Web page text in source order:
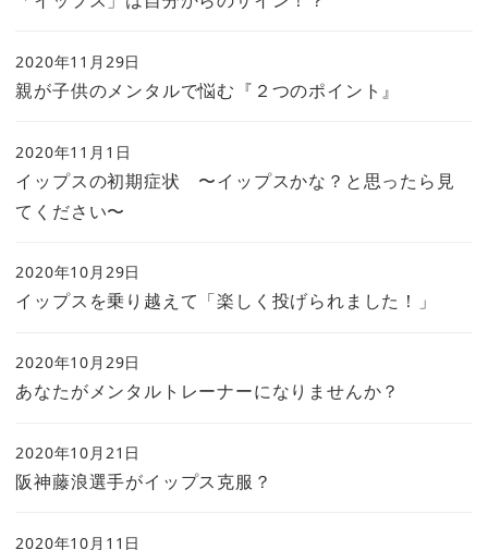
親が子供のメンタルで悩む『２つのポイント』
2020年11月29日
イップスの初期症状 〜イップスかな？と思ったら見
てください〜
2020年11月1日
イップスを乗り越えて「楽しく投げられました！」
2020年10月29日
あなたがメンタルトレーナーになりませんか？
2020年10月29日
阪神藤浪選手がイップス克服？
2020年10月21日
2020年10月11日